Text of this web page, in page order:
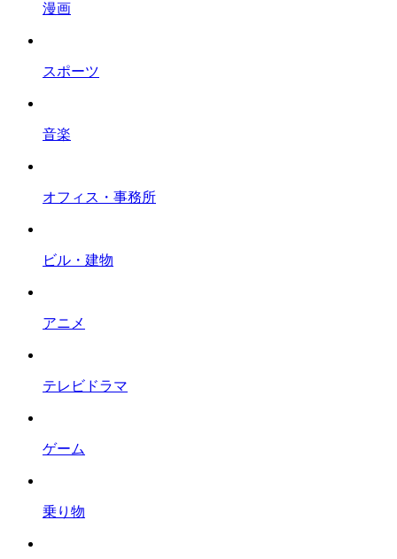
漫画
スポーツ
音楽
オフィス・事務所
ビル・建物
アニメ
テレビドラマ
ゲーム
乗り物